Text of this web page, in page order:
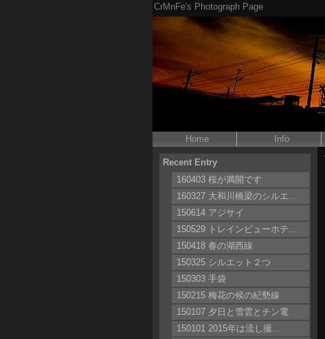
CrMnFe's Photograph Page
Home Info
Recent Entry
160403 桜が満開です
160327 大和川橋梁のシルエ...
150614 アジサイ
150529 トレインビューホテ...
150418 春の湖西線
150325 シルエット２つ
150303 手袋
150215 梅花の候の紀勢線
150107 夕日と雪雲とチン電
150101 2015年は流し撮...